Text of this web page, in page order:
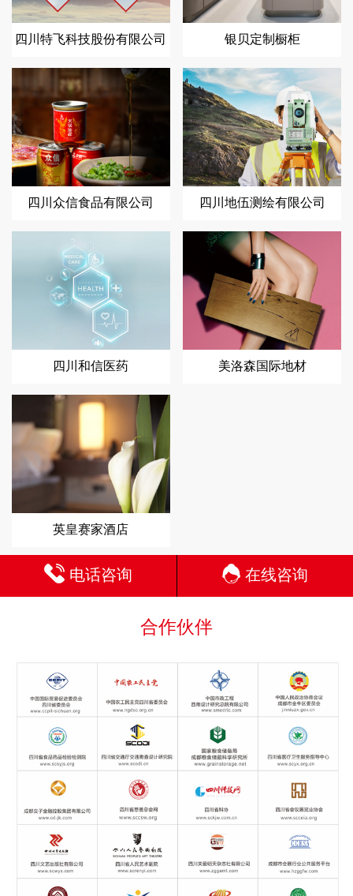
四川特飞科技股份有限公司 银贝定制橱柜
四川众信食品有限公司 四川地伍测绘有限公司
四川和信医药 美洛森国际地材
英皇赛家酒店
电话咨询 在线咨询
合作伙伴